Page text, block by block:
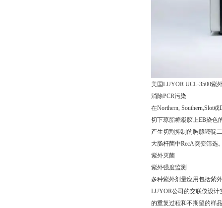
美国LUYOR UCL-3500紫
消除PCR污染
在Northern, Southern,Slot
切下琼脂糖凝胶上EB染色
产生切割抑制的胸腺嘧啶
大肠杆菌中RecA突变筛选
紫外灭菌
紫外强度监测
多种紫外剂量应用包括紫
LUYOR公司的交联仪设计
的重复过程和不期望的样